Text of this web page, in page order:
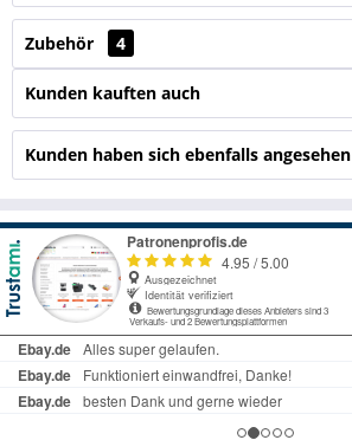
Zubehör 4
Kunden kauften auch
Kunden haben sich ebenfalls angesehen